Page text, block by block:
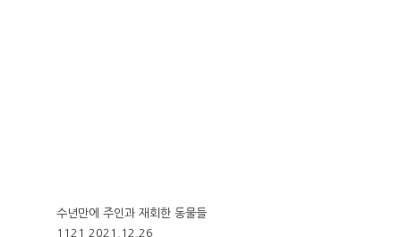
수년만에 주인과 재회한 동물들
1121
2021.12.26